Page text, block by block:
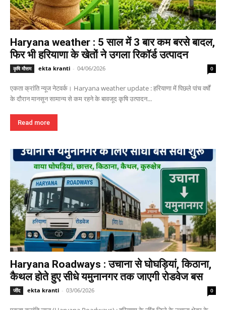
Haryana weather : 5 साल में 3 बार कम बरसे बादल,
फिर भी हरियाणा के खेतों ने उगला रिकॉर्ड उत्पादन
कृषि मौसम ekta kranti - 04/06/2026 0
एकता क्रांति न्यूज नेटवर्क। Haryana weather update : हरियाणा में पिछले पांच वर्षों
के दौरान मानसून सामान्य से कम रहने के बावजूद कृषि उत्पादन...
Read more
Haryana Roadways : उचाना से घोघड़ियां, किठाना,
कैथल होते हुए सीधे यमुनानगर तक जाएगी रोडवेज बस
जींद ekta kranti - 03/06/2026 0